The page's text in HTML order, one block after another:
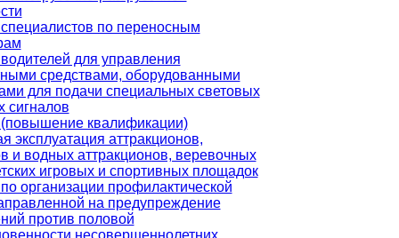
по переносным
для управления
средствами, оборудованными
для подачи специальных световых
сигналов
квалификации)
эксплуатация аттракционов,
и водных аттракционов, веревочных
игровых и спортивных площадок
организации профилактической
на предупреждение
против половой
несовершеннолетних